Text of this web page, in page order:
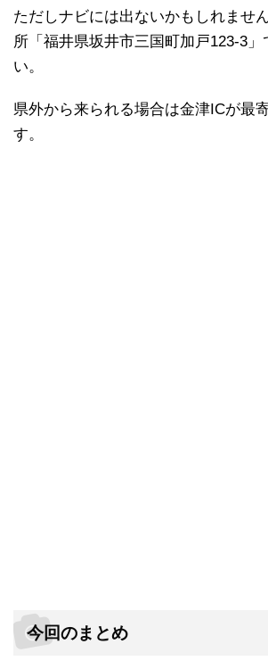
ただしナビには出ないかもしれませ
所「福井県坂井市三国町加戸123-3」
い。
県外から来られる場合は金津ICが最
す。
今回のまとめ